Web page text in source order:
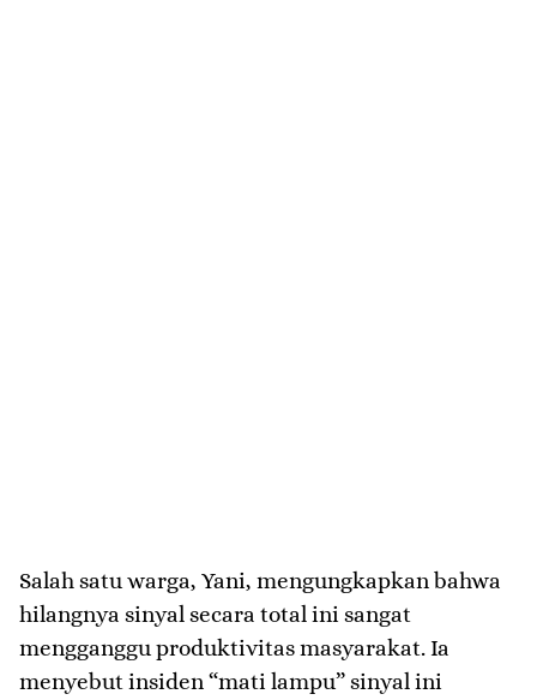
Salah satu warga, Yani, mengungkapkan bahwa
hilangnya sinyal secara total ini sangat
mengganggu produktivitas masyarakat. Ia
menyebut insiden “mati lampu” sinyal ini